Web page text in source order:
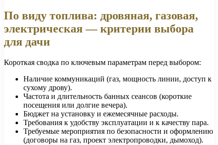
По виду топлива: дровяная, газовая,
электрическая — критерии выбора
для дачи
Короткая сводка по ключевым параметрам перед выбором:
Наличие коммуникаций (газ, мощность линии, доступ к
сухому дрову).
Частота и длительность банных сеансов (короткие
посещения или долгие вечера).
Бюджет на установку и ежемесячные расходы.
Требования к удобству эксплуатации и к качеству пара.
Требуемые мероприятия по безопасности и оформлению
(договоры на газ, проект электропроводки, дымоход).